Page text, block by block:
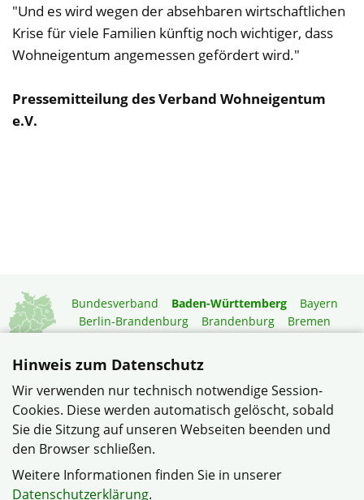
"Und es wird wegen der absehbaren wirtschaftlichen
Krise für viele Familien künftig noch wichtiger, dass
Wohneigentum angemessen gefördert wird."
Pressemitteilung des Verband Wohneigentum
e.V.
Bundesverband Baden-Württemberg
Bayern
Berlin-Brandenburg
Brandenburg
Bremen
Niedersachsen
Rheinland-Pfalz
Saarland
Sachsen-Anhalt
Schleswig-Holstein
Thüringen
Mitgliedermagazin
Gartenberatung
© Bezirksverband Neckar-Odenwald im Verband
Wohneigentum Baden-Württemberg e.V.
Hinweis zum Datenschutz
Wir verwenden nur technisch notwendige Session-
Cookies. Diese werden automatisch gelöscht, sobald
Sie die Sitzung auf unseren Webseiten beenden und
den Browser schließen.
Weitere Informationen finden Sie in unserer
Datenschutzerklärung.